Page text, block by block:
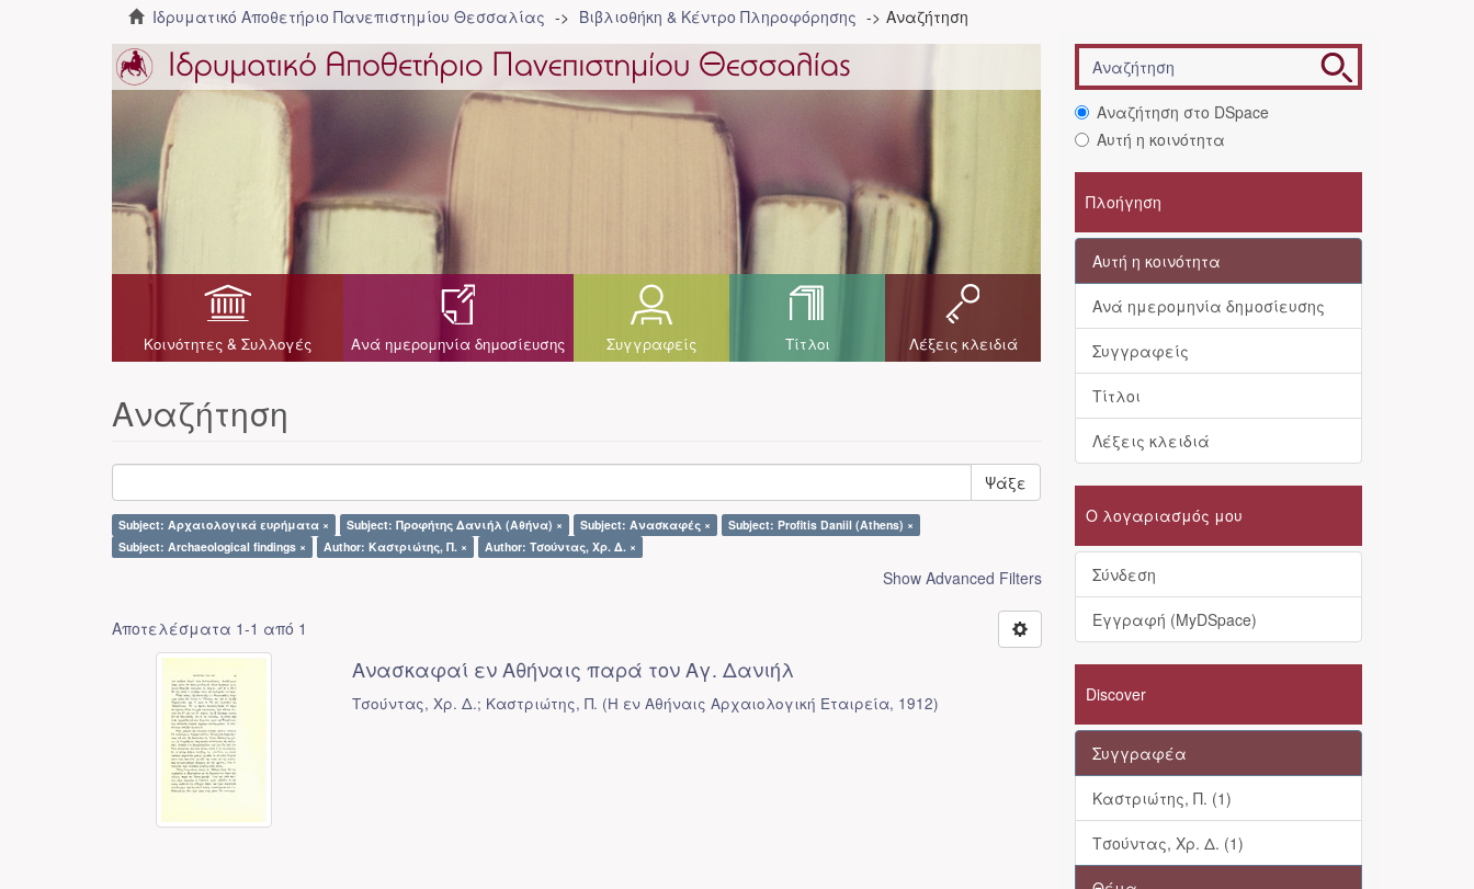
Ιδρυματικό Αποθετήριο Πανεπιστημίου Θεσσαλίας Βιβλιοθήκη & Κέντρο Πληροφόρησης Αναζήτηση
Κοινότητες & Συλλογές Ανά ημερομηνία δημοσίευσης Συγγραφείς Τίτλοι Λέξεις κλειδιά
Αναζήτηση
Ψάξε
Subject: Αρχαιολογικά ευρήματα × Subject: Προφήτης Δανιήλ (Αθήνα) × Subject: Ανασκαφές ×
Subject: Profitis Daniil (Athens) ×
Subject: Archaeological findings ×
Author: Καστριώτης, Π. × Author: Τσούντας, Χρ. Δ. ×
Show Advanced Filters
Αποτελέσματα 1-1 από 1
Ανασκαφαί εν Αθήναις παρά τον Αγ. Δανιήλ
Τσούντας, Χρ. Δ.; Καστριώτης, Π. (Η εν Αθήναις Αρχαιολογική Εταιρεία, 1912)
Αναζήτηση στο DSpace
Αυτή η κοινότητα
Πλοήγηση
Αυτή η κοινότητα
Ανά ημερομηνία δημοσίευσης
Συγγραφείς
Τίτλοι
Λέξεις κλειδιά
Ο λογαριασμός μου
Σύνδεση
Εγγραφή (MyDSpace)
Discover
Συγγραφέα
Καστριώτης, Π. (1)
Τσούντας, Χρ. Δ. (1)